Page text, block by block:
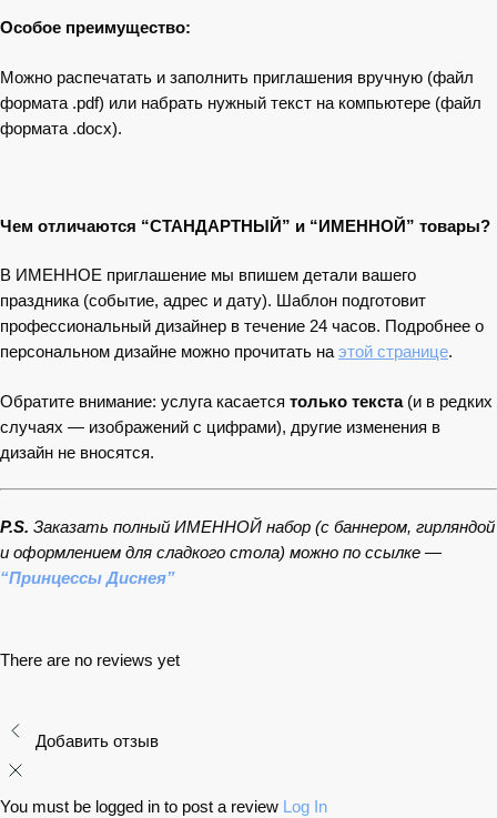
Особое преимущество:
Можно распечатать и заполнить приглашения вручную (файл
формата .pdf) или набрать нужный текст на компьютере (файл
формата .docx).
Чем отличаются “СТАНДАРТНЫЙ” и “ИМЕННОЙ” товары?
В ИМЕННОЕ приглашение мы впишем детали вашего
праздника (событие, адрес и дату). Шаблон подготовит
профессиональный дизайнер в течение 24 часов. Подробнее о
персональном дизайне можно прочитать на этой странице.
Обратите внимание: услуга касается только текста(и в редких
случаях — изображений с цифрами), другие изменения в
дизайн не вносятся.
P.S. Заказать полный ИМЕННОЙ набор (с баннером, гирляндой
и оформлением для сладкого стола) можно по ссылке —
“Принцессы Диснея”
There are no reviews yet
Добавить отзыв
You must be logged in to post a review Log In